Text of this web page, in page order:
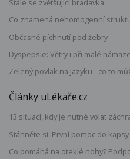
Stále se zvětšující bradavka
Co znamená nehomogenní
Občasné píchnutí pod žebry
Dyspepsie: Větry i při malé
Zelený povlak na jazyku - co to
Články uLékaře.cz
13 situací, kdy je nutné volat
Stáhněte si: První pomoc do kapsy
Co pomáhá na oteklé nohy?